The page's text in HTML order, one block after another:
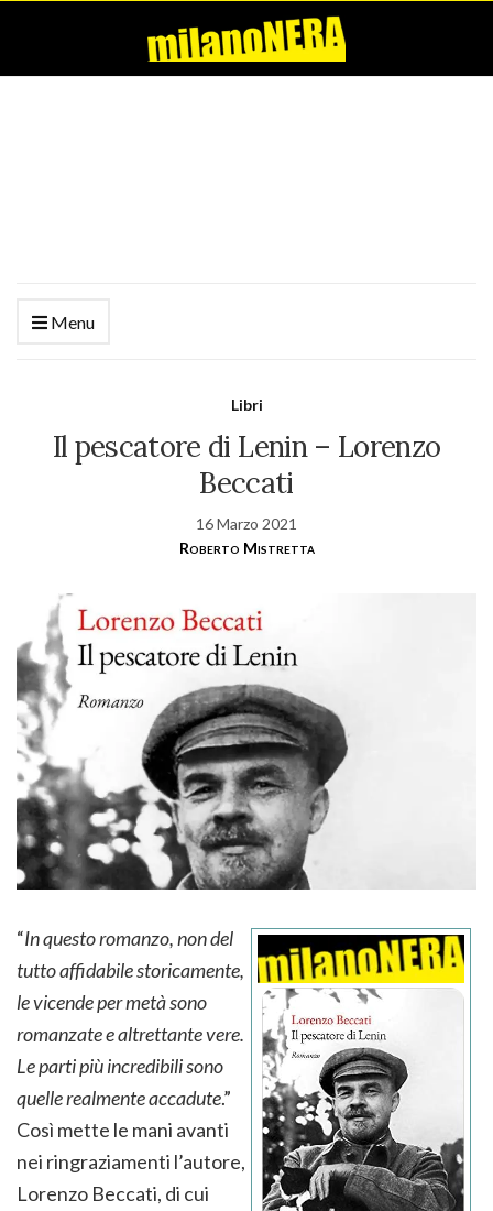
Menu
Libri
Il pescatore di Lenin – Lorenzo
Beccati
16 Marzo 2021
Roberto Mistretta
“In questo romanzo, non del
tutto affidabile storicamente,
le vicende per metà sono
romanzate e altrettante vere.
Le parti più incredibili sono
quelle realmente accadute.”
Così mette le mani avanti
nei ringraziamenti l’autore,
Lorenzo Beccati, di cui